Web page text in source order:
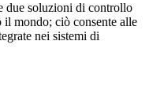
due soluzioni di controllo
mondo; ciò consente alle
nei sistemi di